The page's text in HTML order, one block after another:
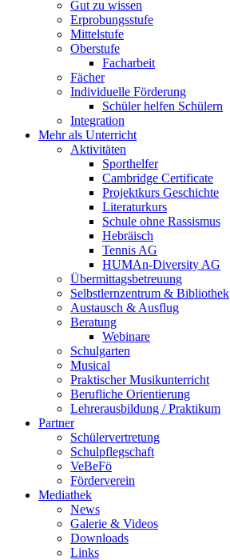
Gut zu wissen
Erprobungsstufe
Mittelstufe
Oberstufe
Facharbeit
Fächer
Individuelle Förderung
Schüler helfen Schülern
Integration
Mehr als Unterricht
Aktivitäten
Sporthelfer
Cambridge Certificate
Projektkurs Geschichte
Literaturkurs
Schule ohne Rassismus
Hebräisch
Tennis AG
HUMAn-Diversity AG
Übermittagsbetreuung
Selbstlernzentrum & Bibliothek
Austausch & Ausflug
Beratung
Webinare
Schulgarten
Musical
Praktischer Musikunterricht
Berufliche Orientierung
Lehrerausbildung / Praktikum
Partner
Schülervertretung
Schulpflegschaft
VeBeFö
Förderverein
Mediathek
News
Galerie & Videos
Downloads
Links